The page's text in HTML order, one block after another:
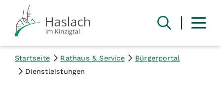
Startseite Rathaus & Service
Bürgerportal
Dienstleistungen